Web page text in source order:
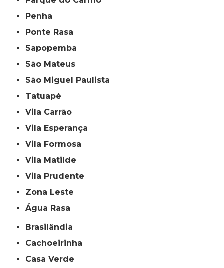
Penha
Ponte Rasa
Sapopemba
São Mateus
São Miguel Paulista
Tatuapé
Vila Carrão
Vila Esperança
Vila Formosa
Vila Matilde
Vila Prudente
Zona Leste
Água Rasa
Brasilândia
Cachoeirinha
Casa Verde